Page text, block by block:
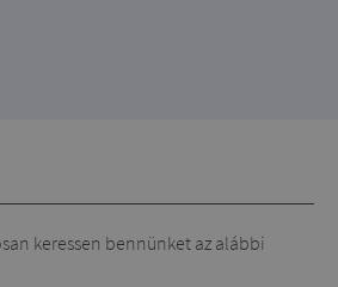
keressen bennünket az alábbi